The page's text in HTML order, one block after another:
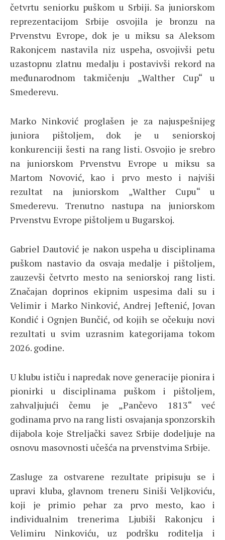
četvrtu seniorku puškom u Srbiji. Sa juniorskom
reprezentacijom Srbije osvojila je bronzu na
Prvenstvu Evrope, dok je u miksu sa Aleksom
Rakonjcem nastavila niz uspeha, osvojivši petu
uzastopnu zlatnu medalju i postavivši rekord na
međunarodnom takmičenju „Walther Cup“ u
Smederevu.
Marko Ninković proglašen je za najuspešnijeg
juniora pištoljem, dok je u seniorskoj
konkurenciji šesti na rang listi. Osvojio je srebro
na juniorskom Prvenstvu Evrope u miksu sa
Martom Novović, kao i prvo mesto i najviši
rezultat na juniorskom „Walther Cupu“ u
Smederevu. Trenutno nastupa na juniorskom
Prvenstvu Evrope pištoljem u Bugarskoj.
Gabriel Dautović je nakon uspeha u disciplinama
puškom nastavio da osvaja medalje i pištoljem,
zauzevši četvrto mesto na seniorskoj rang listi.
Značajan doprinos ekipnim uspesima dali su i
Velimir i Marko Ninković, Andrej Jeftenić, Jovan
Kondić i Ognjen Bunčić, od kojih se očekuju novi
rezultati u svim uzrasnim kategorijama tokom
2026. godine.
U klubu ističu i napredak nove generacije pionira i
pionirki u disciplinama puškom i pištoljem,
zahvaljujući čemu je „Pančevo 1813“ već
godinama prvo na rang listi osvajanja sponzorskih
dijabola koje Streljački savez Srbije dodeljuje na
osnovu masovnosti učešća na prvenstvima Srbije.
Zasluge za ostvarene rezultate pripisuju se i
upravi kluba, glavnom treneru Siniši Veljkoviću,
koji je primio pehar za prvo mesto, kao i
individualnim trenerima Ljubiši Rakonjcu i
Velimiru Ninkoviću, uz podršku roditelja i